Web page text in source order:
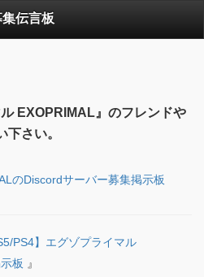
集伝言板
EXOPRIMAL』のフレンドや
さい。
のDiscordサーバー募集掲示板
PS4】エグゾプライマル
板 』